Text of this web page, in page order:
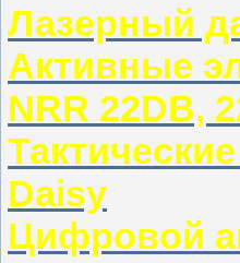
Лазерный
Активные
NRR 22DB,
Daisy
Цифровой